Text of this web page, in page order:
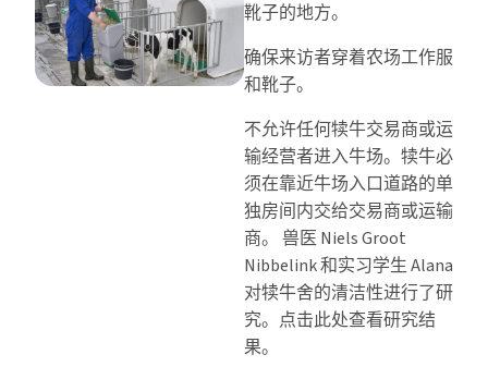
靴子的地方。
确保来访者穿着农场工作服
和靴子。
不允许任何犊牛交易商或运
输经营者进入牛场。犊牛必
须在靠近牛场入口道路的单
独房间内交给交易商或运输
商。 兽医 Niels Groot
Nibbelink 和实习学生 Alana
对犊牛舍的清洁性进行了研
究。点击此处查看研究结
果。